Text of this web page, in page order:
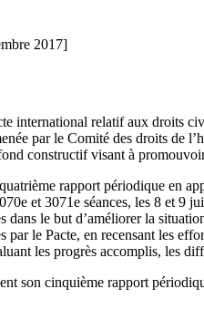
2017]
international relatif aux droits
par le Comité des droits de
constructif visant à
rapport périodique en
et 3071e séances, les 8 et 9
dans le but d’améliorer la
par le Pacte, en recensant les
les progrès accomplis, les
son cinquième rapport